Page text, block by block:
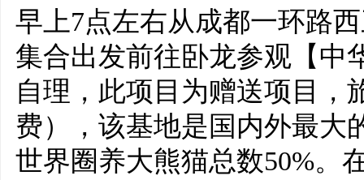
早上7点左右从成都一环路
集合出发前往卧龙参观【中
自理，此项目为赠送项目，
费），该基地是国内外最大
世界圈养大熊猫总数50%。